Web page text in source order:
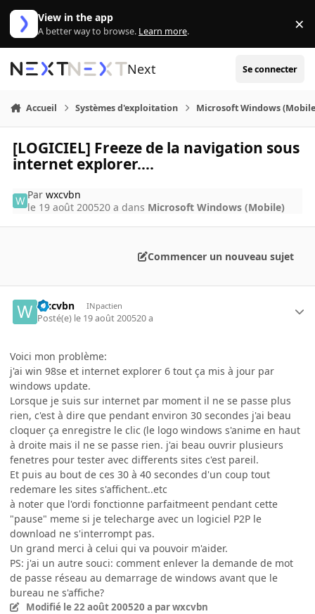
Aller au contenu
View in the app
A better way to browse. Learn more. ×
Next Se connecter
Accueil Systèmes d'exploitation Microsoft Windows
[LOGICIEL] Freeze de la navigation sous
internet explorer....
Parwxcvbn
le 19 août 200520 a dans Microsoft Windows (Mobile)
Commencer un nouveau sujet
wxcvbn INpactien
Posté(e) le 19 août 200520 a
Voici mon problème:
j'ai win 98se et internet explorer 6 tout ça mis à jour par
windows update.
Lorsque je suis sur internet par moment il ne se passe plus
rien, c'est à dire que pendant environ 30 secondes j'ai beau
cloquer ça enregistre le clic (le logo windows s'anime en haut
à droite mais il ne se passe rien. j'ai beau ouvrir plusieurs
fenetres pour tester avec differents sites c'est pareil.
Et puis au bout de ces 30 à 40 secondes d'un coup tout
redemare les sites s'affichent..etc
à noter que l'ordi fonctionne parfaitmeent pendant cette
"pause" meme si je telecharge avec un logiciel P2P le
download ne s'interrompt pas.
Un grand merci à celui qui va pouvoir m'aider.
PS: j'ai un autre souci: comment enlever la demande de mot
de passe réseau au demarrage de windows avant que le
bureau ne s'affiche?
Modifié le 22 août 200520 a par wxcvbn